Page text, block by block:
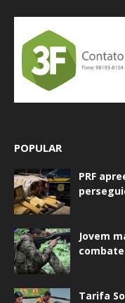
POPULAR
PRF
Jovem
Tarifa